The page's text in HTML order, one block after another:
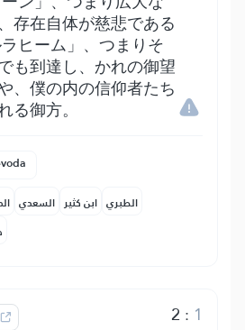
存在自体が慈悲である
ヒーム」、つまりそ
も到達し、かれの御望
、僕の内の信仰者たち
る御方。
السعدي ابن كثير الطبري
2 : 1